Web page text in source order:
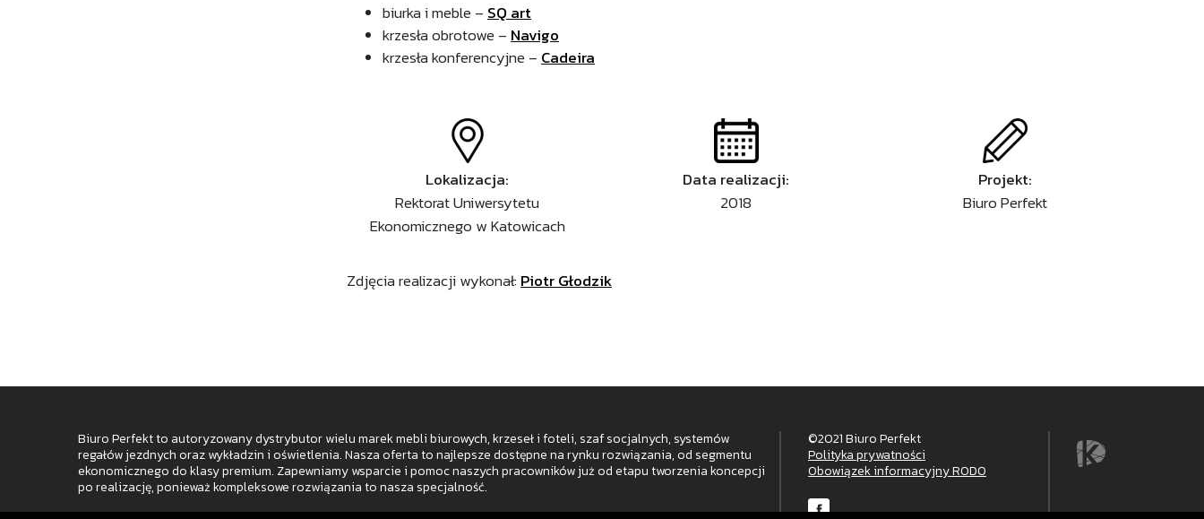
biurka i meble –SQ art
krzesła obrotowe –Navigo
krzesła konferencyjne –Cadeira
Lokalizacja:
Rektorat Uniwersytetu
Ekonomicznego w Katowicach
Data realizacji:
2018
Projekt:
Biuro Perfekt
Zdjęcia realizacji wykonał:Piotr Głodzik
Biuro Perfekt to autoryzowany dystrybutor wielu marek mebli biurowych, krzeseł i foteli, szaf socjalnych, systemów
regałów jezdnych oraz wykładzin i oświetlenia. Nasza oferta to najlepsze dostępne na rynku rozwiązania, od segmentu
ekonomicznego do klasy premium. Zapewniamy wsparcie i pomoc naszych pracowników już od etapu tworzenia koncepcji
po realizację, ponieważ kompleksowe rozwiązania to nasza specjalność.
©2021 Biuro Perfekt
Polityka prywatności
Obowiązek informacyjny RODO